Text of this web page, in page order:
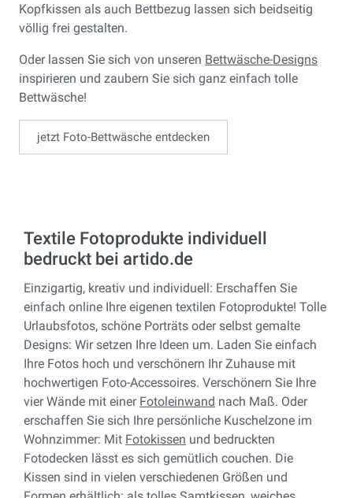
Kopfkissen als auch Bettbezug lassen sich beidseitig
völlig frei gestalten.
Oder lassen Sie sich von unseren Bettwäsche-Designs
inspirieren und zaubern Sie sich ganz einfach tolle
Bettwäsche!
jetzt Foto-Bettwäsche entdecken
Textile Fotoprodukte individuell
bedruckt bei artido.de
Einzigartig, kreativ und individuell: Erschaffen Sie
einfach online Ihre eigenen textilen Fotoprodukte! Tolle
Urlaubsfotos, schöne Porträts oder selbst gemalte
Designs: Wir setzen Ihre Ideen um. Laden Sie einfach
Ihre Fotos hoch und verschönern Ihr Zuhause mit
hochwertigen Foto-Accessoires. Verschönern Sie Ihre
vier Wände mit einer Fotoleinwand nach Maß. Oder
erschaffen Sie sich Ihre persönliche Kuschelzone im
Wohnzimmer: Mit Fotokissen und bedruckten
Fotodecken lässt es sich gemütlich couchen. Die
Kissen sind in vielen verschiedenen Größen und